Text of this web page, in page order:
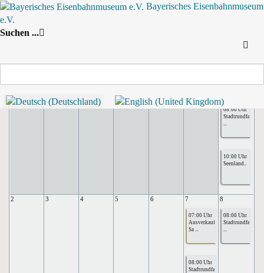
Bayerisches Eisenbahnmuseum
e.V.
Suchen ...Nach Jahr
08:00 Uhr
Stadtrundfahrte
...
10:00 Uhr
Seenland..
2 3 4 5 6 7 8
07:00 Uhr
Ausverkauft:
Sa ...
08:00 Uhr
Stadtrundfahrte
...
08:00 Uhr
Stadtrundfahrte